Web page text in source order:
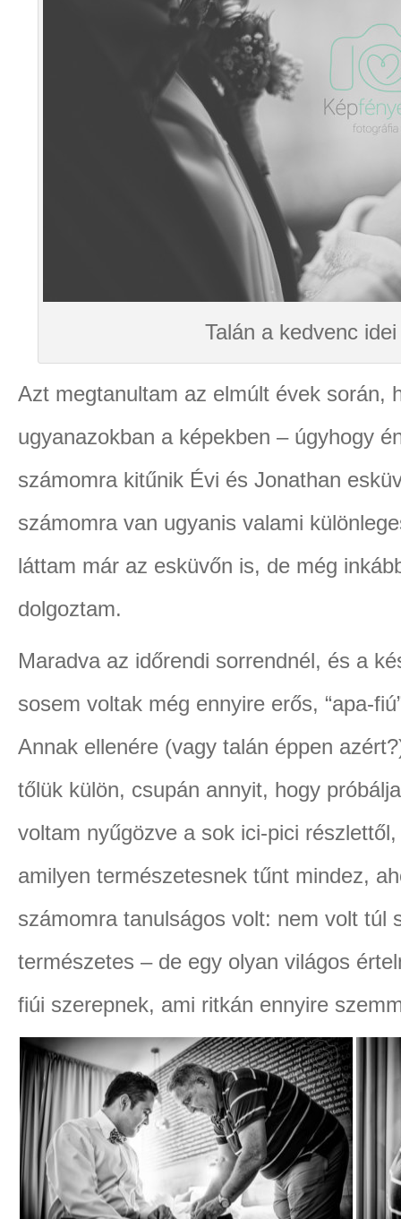
Talán a kedvenc
Azt megtanultam az elmúlt évek során,
ugyanazokban a képekben – úgyhogy
számomra kitűnik Évi és Jonathan
számomra van ugyanis valami
láttam már az esküvőn is, de még
dolgoztam.
Maradva az időrendi sorrendnél, és a
sosem voltak még ennyire erős, “apa-
Annak ellenére (vagy talán éppen
tőlük külön, csupán annyit, hogy
voltam nyűgözve a sok ici-pici
amilyen természetesnek tűnt mindez,
számomra tanulságos volt: nem volt túl
természetes – de egy olyan világos
fiúi szerepnek, ami ritkán ennyire